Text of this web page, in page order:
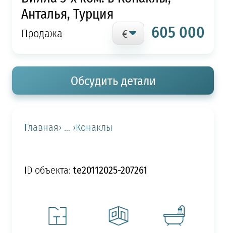
Анталья, Турция
Продажа 605 000
Обсудить детали
Главная› ... ›Конаклы
ID объекта: te20112025-207261